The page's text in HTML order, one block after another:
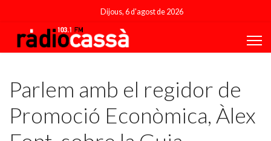
Dijous, 6 d'agost de 2026
Parlem amb el regidor de
Promoció Econòmica, Àlex